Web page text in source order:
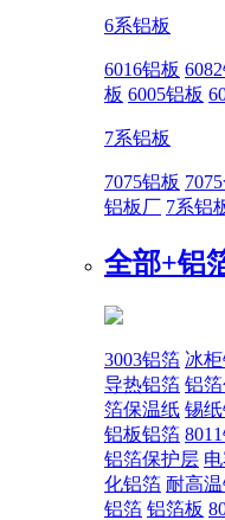
6系铝板
6016铝板
板 6005铝板
7系铝板
7075铝板
铝板厂 7系铝
全部+铝
3003铝箔 冰
导热铝箔 铝
箔保温纸 锡
铝板铝箔
铝箔保护层
化铝箔 耐高
铝箔 铝箔板